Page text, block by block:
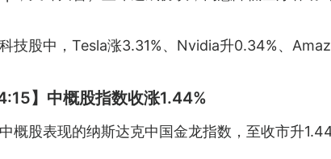
技股中，Tesla涨3.31%、Nvidia升0.34%、
】中概股指数收涨1.44%
概股表现的纳斯达克中国金龙指数，至收市升